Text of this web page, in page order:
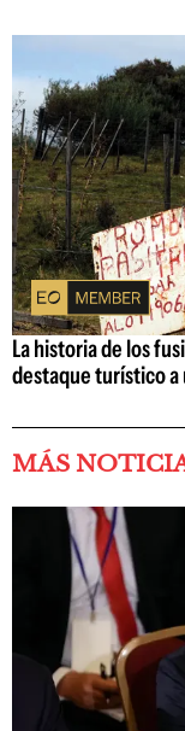
La historia de los
destaque turístico a
MÁS